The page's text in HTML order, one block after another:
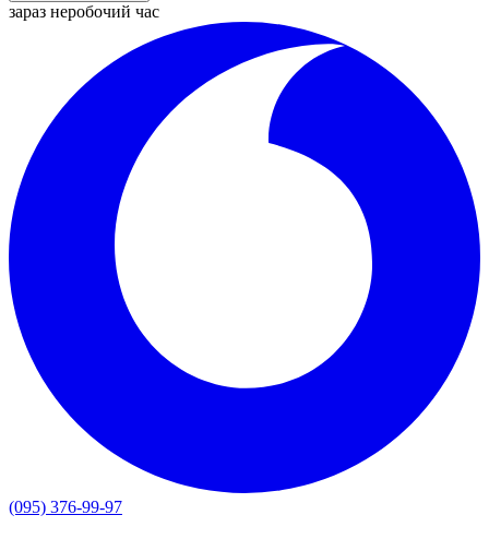
зараз неробочий час
(095) 376-99-97